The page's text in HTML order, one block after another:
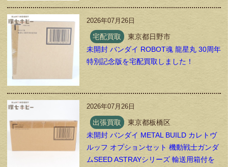
2026年07月26日
宅配買取
東京都日野市
未開封 バンダイ ROBOT魂 龍星丸 30周年
特別記念版を宅配買取しました！
2026年07月26日
出張買取
東京都板橋区
未開封 バンダイ METAL BUILD カレトヴ
ルッフ オプションセット 機動戦士ガンダ
ムSEED ASTRAYシリーズ 輸送用箱付を